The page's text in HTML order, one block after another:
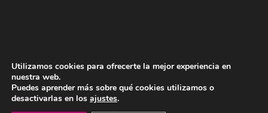
CORPORATIVOS
PRODUCTOS
MOSTO/ ZUMO DE UVA CONCENTRADO
ZUMO DE UVA NFC
Utilizamos cookies para ofrecerte la mejor experiencia en
nuestra web.
Puedes aprender más sobre qué cookies utilizamos o
desactivarlas en los ajustes.